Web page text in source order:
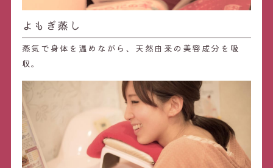
よもぎ蒸し
蒸気で身体を温めながら、天然由来の美容成分を吸
収。